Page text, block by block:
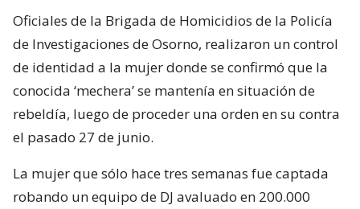
Oficiales de la Brigada de Homicidios de la Policía
de Investigaciones de Osorno, realizaron un control
de identidad a la mujer donde se confirmó que la
conocida ‘mechera’ se mantenía en situación de
rebeldía, luego de proceder una orden en su contra
el pasado 27 de junio.
La mujer que sólo hace tres semanas fue captada
robando un equipo de DJ avaluado en 200.000